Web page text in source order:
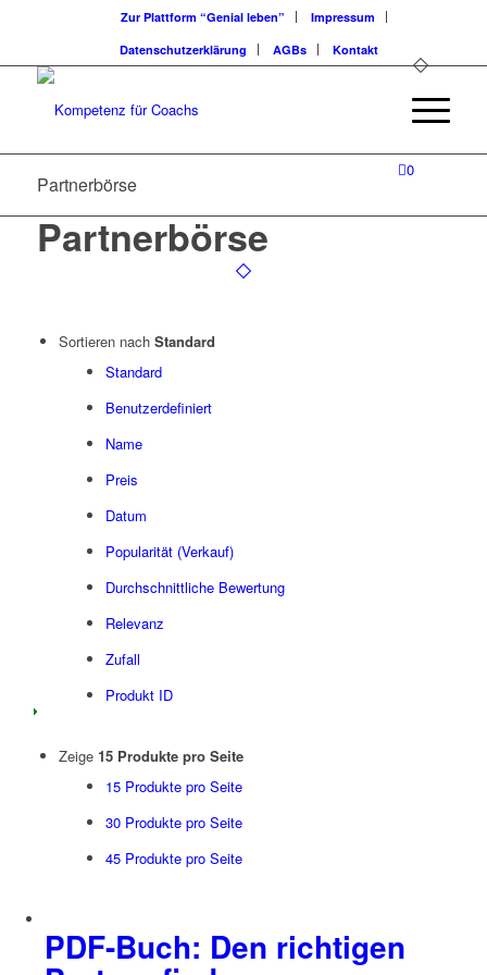
Zur Plattform “Genial leben”
Impressum
Datenschutzerklärung
AGBs Kontakt
0
Partnerbörse
Partnerbörse
Sortieren nach Standard
Standard
Benutzerdefiniert
Name
Preis
Datum
Popularität (Verkauf)
Durchschnittliche Bewertung
Relevanz
Zufall
Produkt ID
Zeige 15 Produkte pro Seite
15 Produkte pro Seite
30 Produkte pro Seite
45 Produkte pro Seite
PDF-Buch: Den richtigen